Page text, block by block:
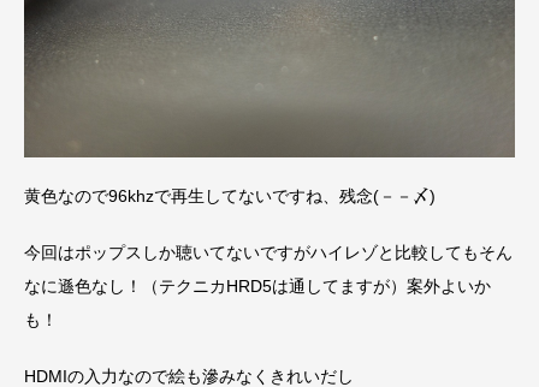
黄色なので96khzで再生してないですね、残念(－－〆)
今回はポップスしか聴いてないですがハイレゾと比較してもそん
なに遜色なし！（テクニカHRD5は通してますが）案外よいか
も！
HDMIの入力なので絵も滲みなくきれいだし